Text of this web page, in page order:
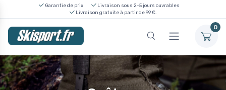
Garantie de prix
Livraison sous 2-5 jours ouvrables
Livraison gratuite à partir de 99 €.
0